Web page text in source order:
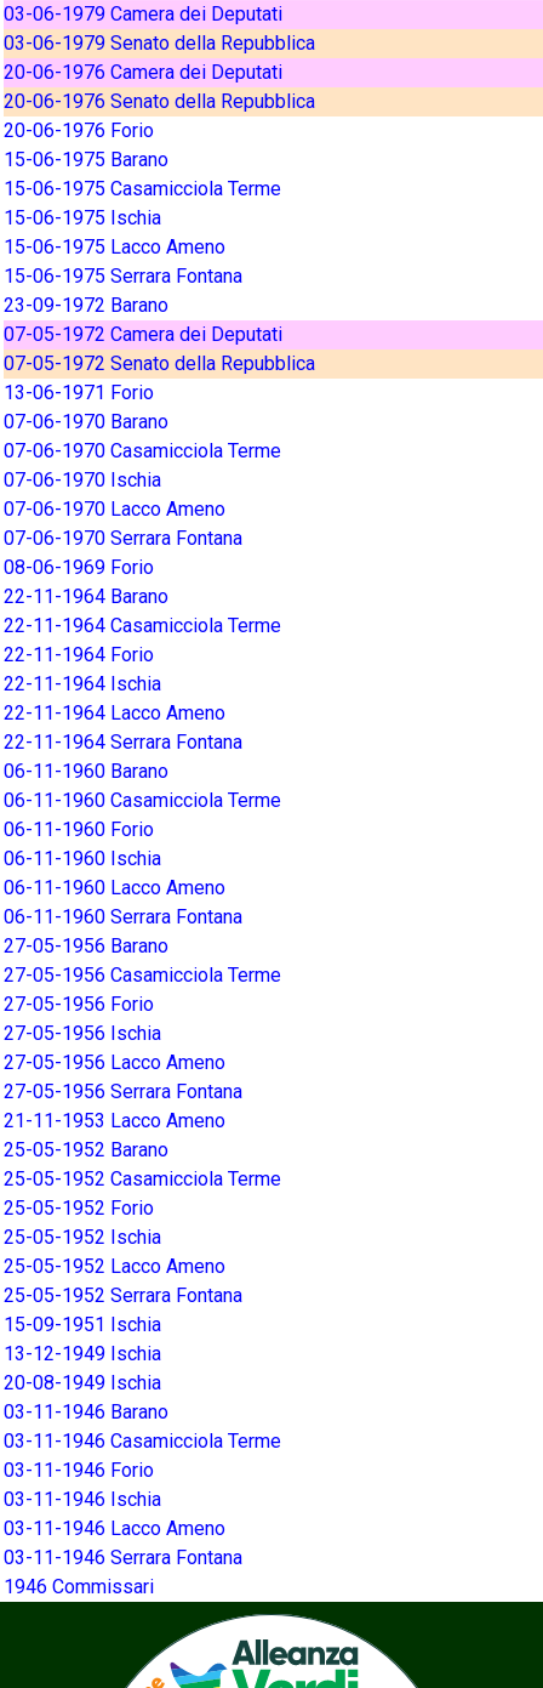
03-06-1979 Camera dei Deputati
03-06-1979 Senato della Repubblica
20-06-1976 Camera dei Deputati
20-06-1976 Senato della Repubblica
20-06-1976 Forio
15-06-1975 Barano
15-06-1975 Casamicciola Terme
15-06-1975 Ischia
15-06-1975 Lacco Ameno
15-06-1975 Serrara Fontana
23-09-1972 Barano
07-05-1972 Camera dei Deputati
07-05-1972 Senato della Repubblica
13-06-1971 Forio
07-06-1970 Barano
07-06-1970 Casamicciola Terme
07-06-1970 Ischia
07-06-1970 Lacco Ameno
07-06-1970 Serrara Fontana
08-06-1969 Forio
22-11-1964 Barano
22-11-1964 Casamicciola Terme
22-11-1964 Forio
22-11-1964 Ischia
22-11-1964 Lacco Ameno
22-11-1964 Serrara Fontana
06-11-1960 Barano
06-11-1960 Casamicciola Terme
06-11-1960 Forio
06-11-1960 Ischia
06-11-1960 Lacco Ameno
06-11-1960 Serrara Fontana
27-05-1956 Barano
27-05-1956 Casamicciola Terme
27-05-1956 Forio
27-05-1956 Ischia
27-05-1956 Lacco Ameno
27-05-1956 Serrara Fontana
21-11-1953 Lacco Ameno
25-05-1952 Barano
25-05-1952 Casamicciola Terme
25-05-1952 Forio
25-05-1952 Ischia
25-05-1952 Lacco Ameno
25-05-1952 Serrara Fontana
15-09-1951 Ischia
13-12-1949 Ischia
20-08-1949 Ischia
03-11-1946 Barano
03-11-1946 Casamicciola Terme
03-11-1946 Forio
03-11-1946 Ischia
03-11-1946 Lacco Ameno
03-11-1946 Serrara Fontana
1946 Commissari